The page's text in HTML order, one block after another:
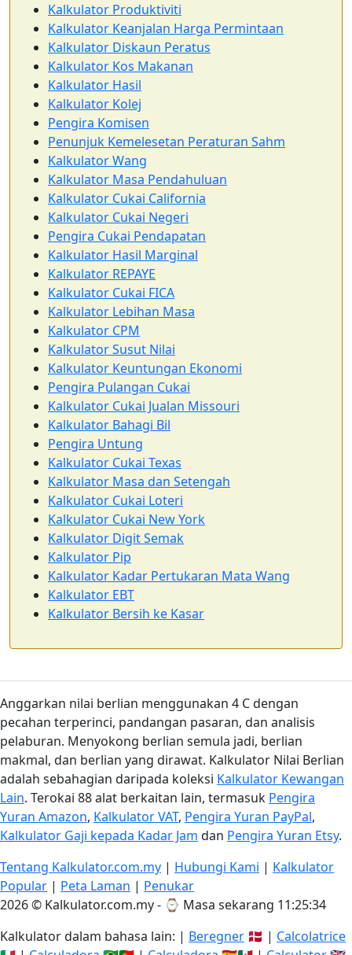
Kalkulator Produktiviti
Kalkulator Keanjalan Harga Permintaan
Kalkulator Diskaun Peratus
Kalkulator Kos Makanan
Kalkulator Hasil
Kalkulator Kolej
Pengira Komisen
Penunjuk Kemelesetan Peraturan Sahm
Kalkulator Wang
Kalkulator Masa Pendahuluan
Kalkulator Cukai California
Kalkulator Cukai Negeri
Pengira Cukai Pendapatan
Kalkulator Hasil Marginal
Kalkulator REPAYE
Kalkulator Cukai FICA
Kalkulator Lebihan Masa
Kalkulator CPM
Kalkulator Susut Nilai
Kalkulator Keuntungan Ekonomi
Pengira Pulangan Cukai
Kalkulator Cukai Jualan Missouri
Kalkulator Bahagi Bil
Pengira Untung
Kalkulator Cukai Texas
Kalkulator Masa dan Setengah
Kalkulator Cukai Loteri
Kalkulator Cukai New York
Kalkulator Digit Semak
Kalkulator Pip
Kalkulator Kadar Pertukaran Mata Wang
Kalkulator EBT
Kalkulator Bersih ke Kasar
Anggarkan nilai berlian menggunakan 4 C dengan
pecahan terperinci, pandangan pasaran, dan analisis
pelaburan. Menyokong berlian semula jadi, berlian
makmal, dan berlian yang dirawat. Kalkulator Nilai Berlian
adalah sebahagian daripada koleksi Kalkulator Kewangan
Lain. Terokai 88 alat berkaitan lain, termasuk Pengira
Yuran Amazon, Kalkulator VAT, Pengira Yuran PayPal,
Kalkulator Gaji kepada Kadar Jam dan Pengira Yuran Etsy.
Tentang Kalkulator.com.my | Hubungi Kami | Kalkulator
Popular | Peta Laman | Penukar
2026 © Kalkulator.com.my - ⌚ Masa sekarang 11:25:34
Kalkulator dalam bahasa lain: | Beregner 🇩🇰 | Calcolatrice